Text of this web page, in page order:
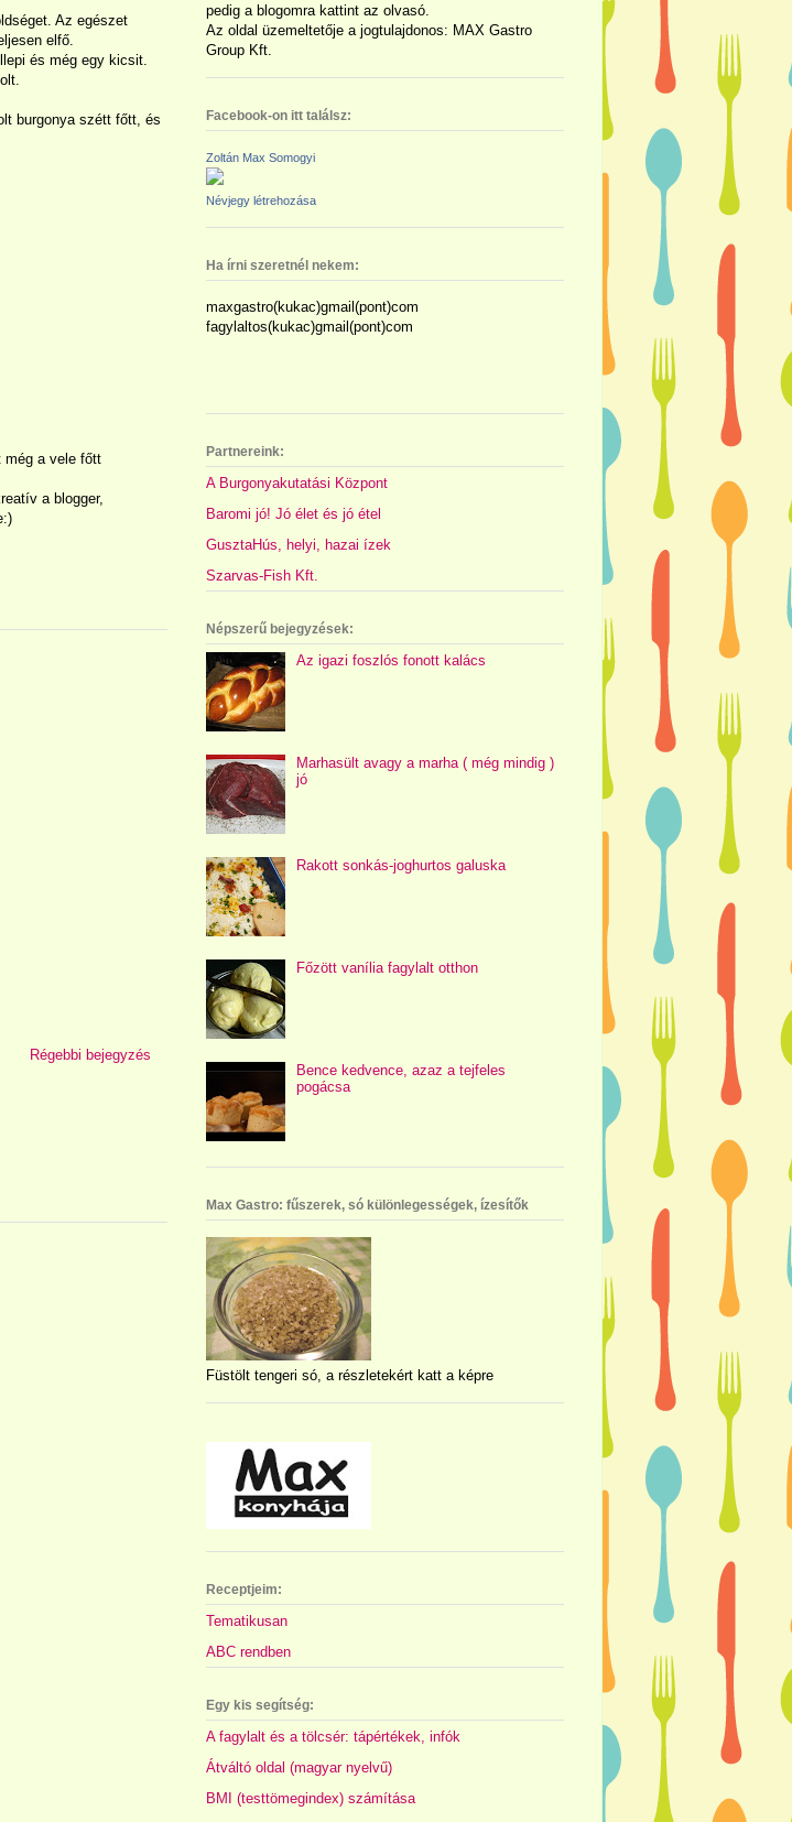
Az egészet
elfő.
és még egy kicsit.
burgonya szétt főtt, és
még a vele főtt
a blogger,
Régebbi bejegyzés
pedig a blogomra kattint az olvasó.
Az oldal üzemeltetője a jogtulajdonos: MAX Gastro
Group Kft.
Facebook-on itt találsz:
Zoltán Max Somogyi
Névjegy létrehozása
Ha írni szeretnél nekem:
maxgastro(kukac)gmail(pont)com
fagylaltos(kukac)gmail(pont)com
Partnereink:
A Burgonyakutatási Központ
Baromi jó! Jó élet és jó étel
GusztaHús, helyi, hazai ízek
Szarvas-Fish Kft.
Népszerű bejegyzések:
Az igazi foszlós fonott kalács
Marhasült avagy a marha ( még mindig )
jó
Rakott sonkás-joghurtos galuska
Főzött vanília fagylalt otthon
Bence kedvence, azaz a tejfeles
pogácsa
Max Gastro: fűszerek, só különlegességek, ízesítők
Füstölt tengeri só, a részletekért katt a képre
Receptjeim:
Tematikusan
ABC rendben
Egy kis segítség:
A fagylalt és a tölcsér: tápértékek, infók
Átváltó oldal (magyar nyelvű)
BMI (testtömegindex) számítása